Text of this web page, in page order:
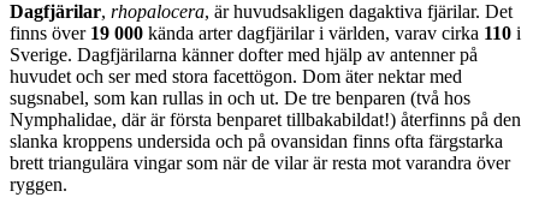
Dagfjärilar, rhopalocera, är huvudsakligen dagaktiva fjärilar. Det
finns över 19 000 kända arter dagfjärilar i världen, varav cirka 110 i
Sverige. Dagfjärilarna känner dofter med hjälp av antenner på
huvudet och ser med stora facettögon. Dom äter nektar med
sugsnabel, som kan rullas in och ut. De tre benparen (två hos
Nymphalidae, där är första benparet tillbakabildat!) återfinns på den
slanka kroppens undersida och på ovansidan finns ofta färgstarka
brett triangulära vingar som när de vilar är resta mot varandra över
ryggen.